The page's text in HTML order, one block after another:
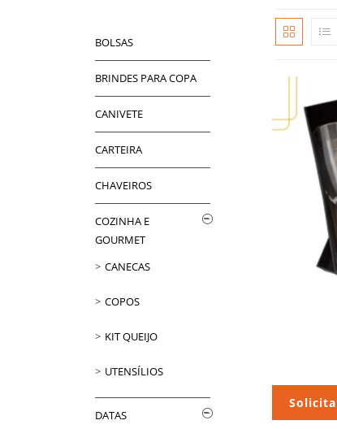
BOLSAS
BRINDES PARA COPA
CANIVETE
CARTEIRA
CHAVEIROS
COZINHA E
GOURMET
CANECAS
COPOS
KIT QUEIJO
UTENSÍLIOS
DATAS